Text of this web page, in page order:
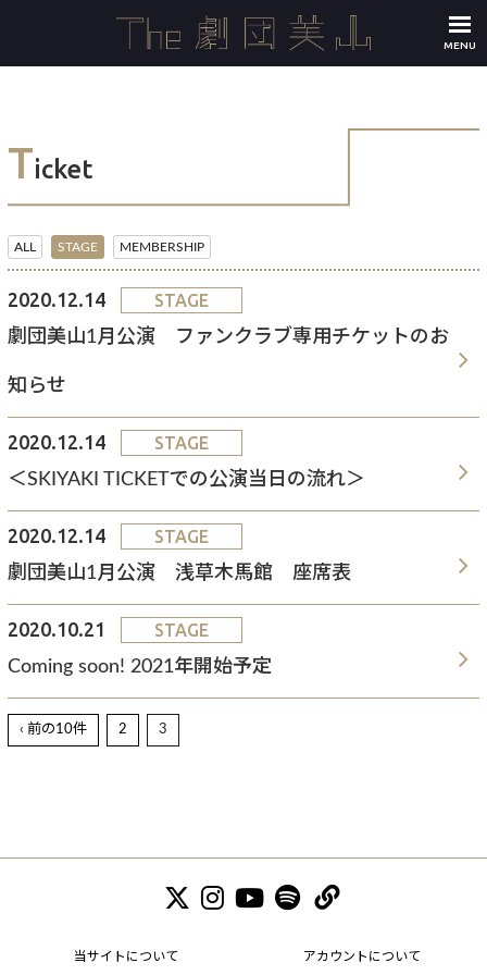
MENU
Ticket
ALL STAGE MEMBERSHIP
2020.12.14
STAGE
劇団美山1月公演 ファンクラブ専用チケットのお
知らせ
2020.12.14
STAGE
＜SKIYAKI TICKETでの公演当日の流れ＞
2020.12.14
STAGE
劇団美山1月公演 浅草木馬館 座席表
2020.10.21
STAGE
Coming soon! 2021年開始予定
‹ 前の10件 2 3
当サイトについて アカウントについて